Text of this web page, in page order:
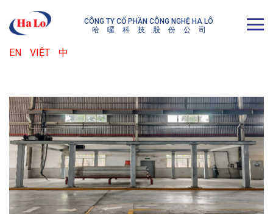
CÔNG TY CỔ PHẦN CÔNG NGHỆ HA LÔ
哈
囉 科 技 股 份 公 司
EN VIỆT 中